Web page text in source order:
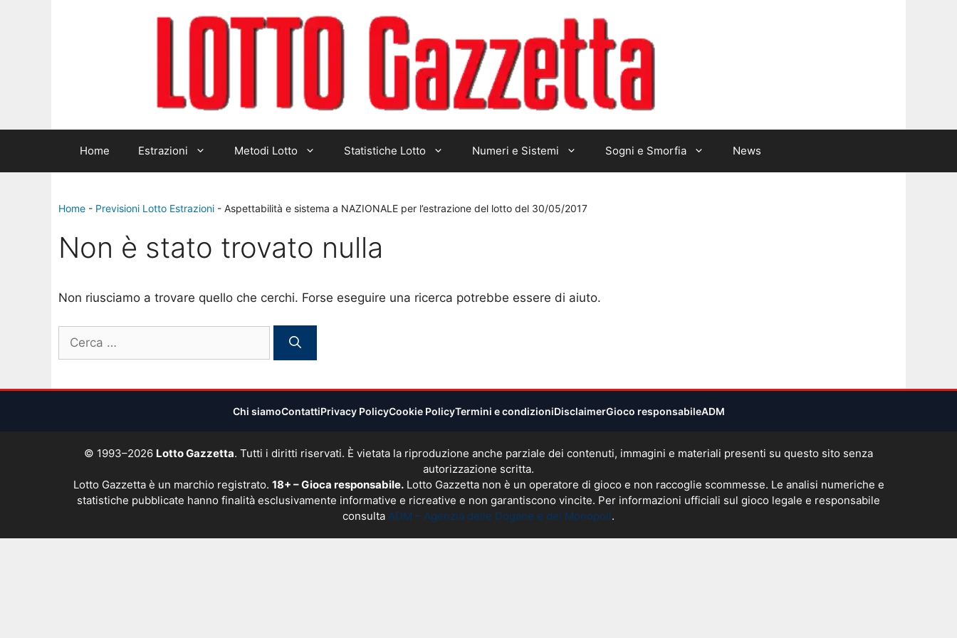
Home Estrazioni Metodi Lotto Statistiche Lotto Numeri e Sistemi Sogni e Smorfia News
Home - Previsioni Lotto Estrazioni - Aspettabilità e sistema a NAZIONALE per l’estrazione del lotto del 30/05/2017
Non è stato trovato nulla
Non riusciamo a trovare quello che cerchi. Forse eseguire una ricerca potrebbe essere di aiuto.
per:
Chi siamoContattiPrivacy PolicyCookie PolicyTermini e condizioniDisclaimerGioco responsabileADM
© 1993–2026 Lotto Gazzetta. Tutti i diritti riservati. È vietata la riproduzione anche parziale dei contenuti, immagini e materiali presenti su questo sito senza
autorizzazione scritta.
Lotto Gazzetta è un marchio registrato. 18+ – Gioca responsabile.Lotto Gazzetta non è un operatore di gioco e non raccoglie scommesse. Le analisi numeriche e
statistiche pubblicate hanno finalità esclusivamente informative e ricreative e non garantiscono vincite. Per informazioni ufficiali sul gioco legale e responsabile
consulta ADM – Agenzia delle Dogane e dei Monopoli.